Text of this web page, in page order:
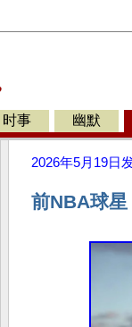
时事 幽默
2026年5月19日
前NBA球星